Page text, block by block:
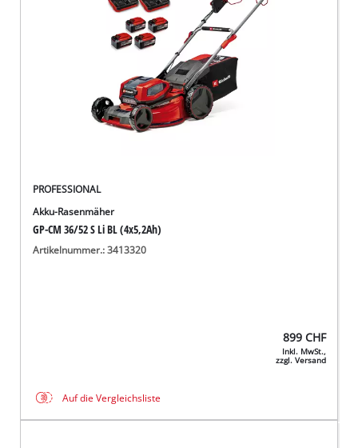
PROFESSIONAL
Akku-Rasenmäher
GP-CM 36/52 S Li BL (4x5,2Ah)
Artikelnummer.: 3413320
899 CHF
Inkl. MwSt.,
zzgl. Versand
Auf die Vergleichsliste